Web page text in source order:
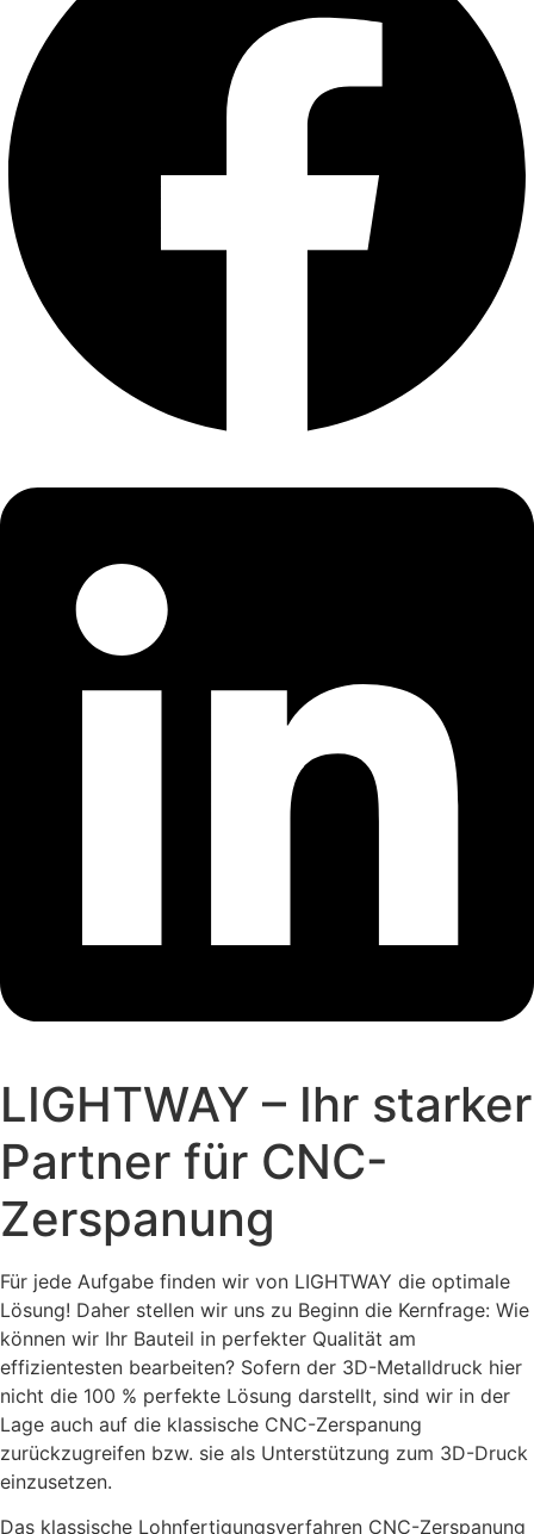
LIGHTWAY – Ihr starker
Partner für CNC-
Zerspanung
Für jede Aufgabe finden wir von LIGHTWAY die optimale
Lösung! Daher stellen wir uns zu Beginn die Kernfrage: Wie
können wir Ihr Bauteil in perfekter Qualität am
effizientesten bearbeiten? Sofern der 3D-Metalldruck hier
nicht die 100 % perfekte Lösung darstellt, sind wir in der
Lage auch auf die klassische CNC-Zerspanung
zurückzugreifen bzw. sie als Unterstützung zum 3D-Druck
einzusetzen.
Das klassische Lohnfertigungsverfahren CNC-Zerspanung